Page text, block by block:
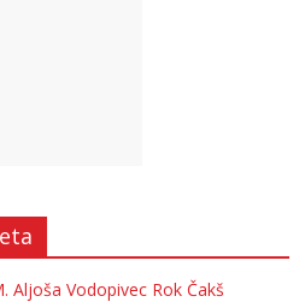
Aljoša Vodopivec Rok Čakš